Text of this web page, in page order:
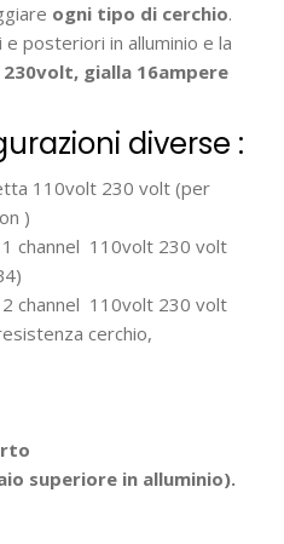
ogni tipo di cerchio.
posteriori in alluminio e la
gialla 16ampere
diverse :
110volt 230 volt (per
)
channel 110volt 230 volt
channel 110volt 230 volt
cerchio,
superiore in alluminio).